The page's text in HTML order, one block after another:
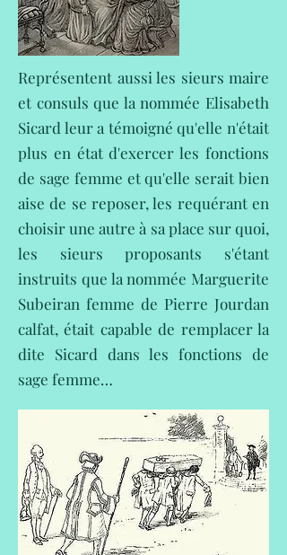
Représentent aussi les sieurs maire
et consuls que la nommée Elisabeth
Sicard leur a témoigné qu'elle n'était
plus en état d'exercer les fonctions
de sage femme et qu'elle serait bien
aise de se reposer, les requérant en
choisir une autre à sa place sur quoi,
les sieurs proposants s'étant
instruits que la nommée Marguerite
Subeiran femme de Pierre Jourdan
calfat, était capable de remplacer la
dite Sicard dans les fonctions de
sage femme…